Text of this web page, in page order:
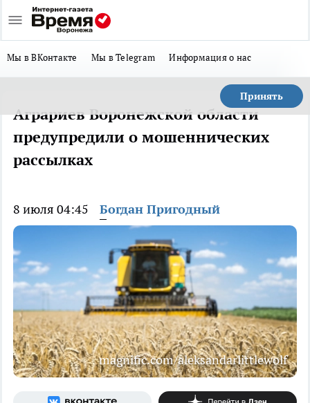
Мы в ВКонтакте Мы в Telegram Информация о нас
Принять
Аграриев Воронежской области
предупредили о мошеннических
рассылках
8 июля 04:45 Богдан Пригодный
magnific.com/aleksandarlittlewolf